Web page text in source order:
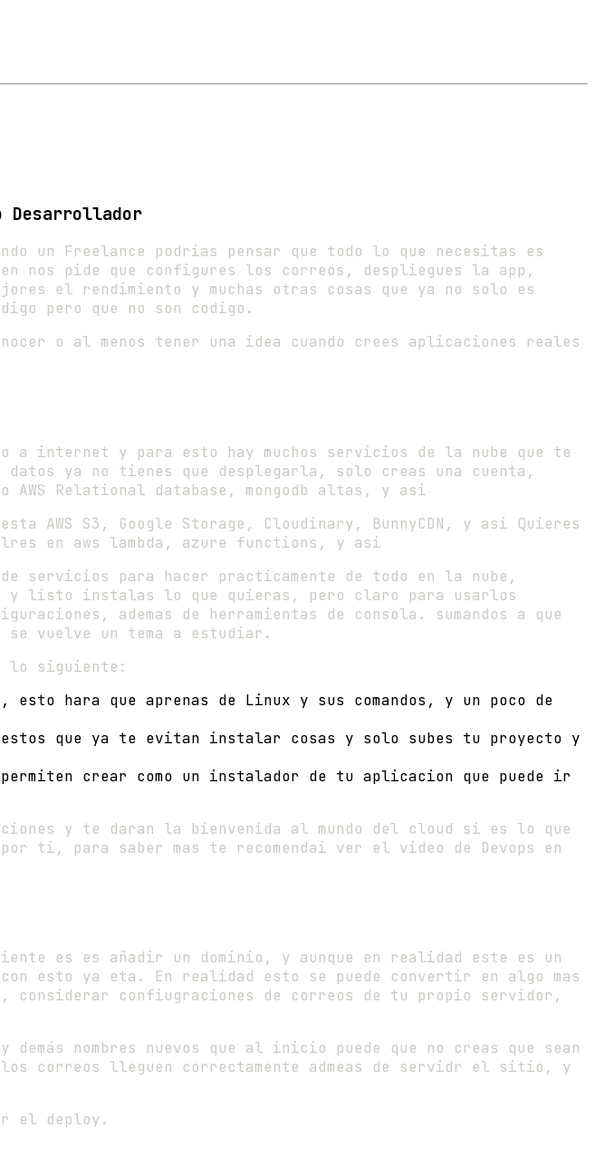
Desarrollador
un Freelance podrias pensar que todo lo que necesitas es
nos pide que configures los correos, despliegues la app,
el rendimiento y muchas otras cosas que ya no solo es
pero que no son codigo.
o al menos tener una idea cuando crees aplicaciones reales
a internet y para esto hay muchos servicios de la nube que te
ya no tienes que desplegarla, solo creas una cuenta,
AWS Relational database, mongodb altas, y asi
AWS S3, Google Storage, Cloudinary, BunnyCDN, y asi Quieres
en aws lambda, azure functions, y asi
servicios para hacer practicamente de todo en la nube,
y listo instalas lo que quieras, pero claro para usarlos
ademas de herramientas de consola. sumandos a que
se vuelve un tema a estudiar.
lo siguiente:
esto hara que aprenas de Linux y sus comandos, y un poco de
estos que ya te evitan instalar cosas y solo subes tu proyecto y
permiten crear como un instalador de tu aplicacion que puede ir
y te daran la bienvenida al mundo del cloud si es lo que
ti, para saber mas te recomendai ver el video de Devops en
es es añadir un dominio, y aunque en realidad este es un
esto ya eta. En realidad esto se puede convertir en algo mas
considerar confiugraciones de correos de tu propio servidor,
demás nombres nuevos que al inicio puede que no creas que sean
correos lleguen correctamente admeas de servidr el sitio, y
el deploy.